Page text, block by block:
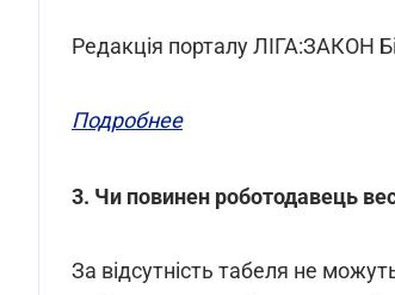
Редакція порталу ЛІГА:ЗАКОН
Подробнее
3. Чи повинен роботодавець
За відсутність табеля не